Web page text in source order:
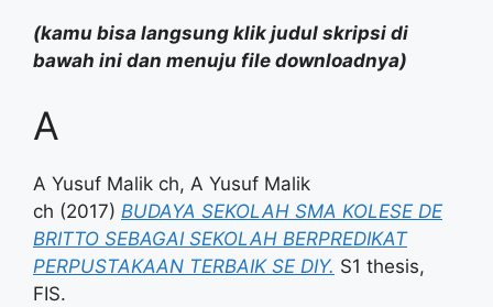
(kamu bisa langsung klik judul skripsi di
bawah ini dan menuju file downloadnya)
A
A Yusuf Malik ch, A Yusuf Malik
ch (2017) BUDAYA SEKOLAH SMA KOLESE DE
BRITTO SEBAGAI SEKOLAH BERPREDIKAT
PERPUSTAKAAN TERBAIK SE DIY. S1 thesis,
FIS.